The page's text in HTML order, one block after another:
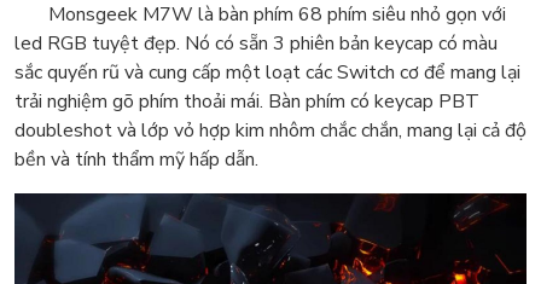
Monsgeek M7W là bàn phím 68 phím siêu nhỏ gọn với
led RGB tuyệt đẹp. Nó có sẵn 3 phiên bản keycap có màu
sắc quyến rũ và cung cấp một loạt các Switch cơ để mang lại
trải nghiệm gõ phím thoải mái. Bàn phím có keycap PBT
doubleshot và lớp vỏ hợp kim nhôm chắc chắn, mang lại cả độ
bền và tính thẩm mỹ hấp dẫn.